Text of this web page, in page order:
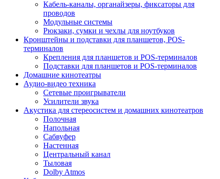
Кабель-каналы, органайзеры, фиксаторы для
проводов
Модульные системы
Рюкзаки, сумки и чехлы для ноутбуков
Кронштейны и подставки для планшетов, POS-
терминалов
Крепления для планшетов и POS-терминалов
Подставки для планшетов и POS-терминалов
Домашние кинотеатры
Аудио-видео техника
Сетевые проигрыватели
Усилители звука
Акустика для стереосистем и домашних кинотеатров
Полочная
Напольная
Сабвуфер
Настенная
Центральный канал
Тыловая
Dolby Atmos